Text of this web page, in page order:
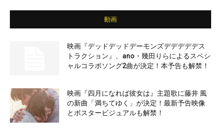
動画
映画『デッドデッドデーモンズデデデデデス
トラクション』、ano・幾田りらによるスペシ
ャルコラボソング2曲が決定！本予告も解禁！
映画『四月になれば彼女は』主題歌に藤井 風
の新曲「満ちてゆく」が決定！最新予告映像
とポスタービジュアルも解禁！